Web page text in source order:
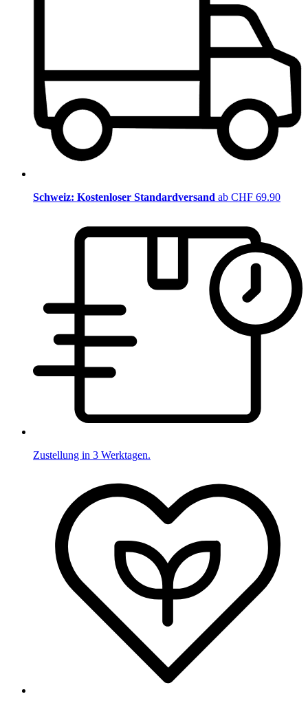
Schweiz: Kostenloser Standardversand ab CHF 69.90
Zustellung in 3 Werktagen.